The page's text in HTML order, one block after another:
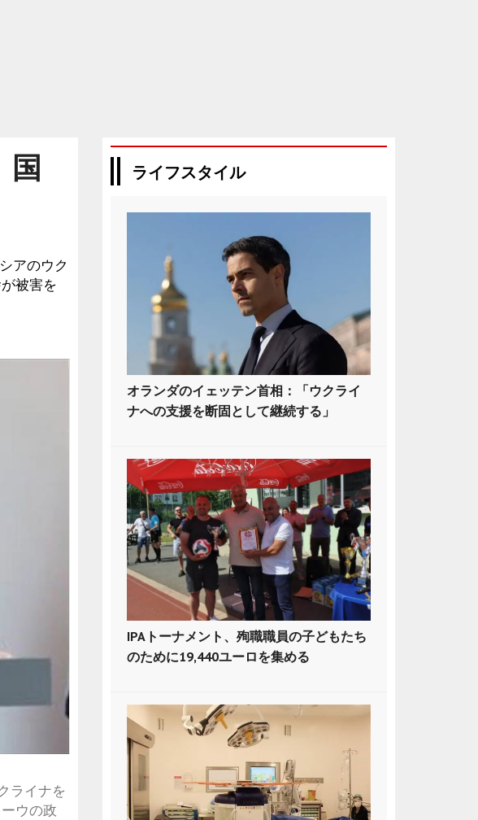
国
アのウク
被害を
ライナを
ウの政
ライフスタイル
オランダのイェッテン首相：「ウクライ
ナへの支援を断固として継続する」
IPAトーナメント、殉職職員の子どもたち
のために19,440ユーロを集める